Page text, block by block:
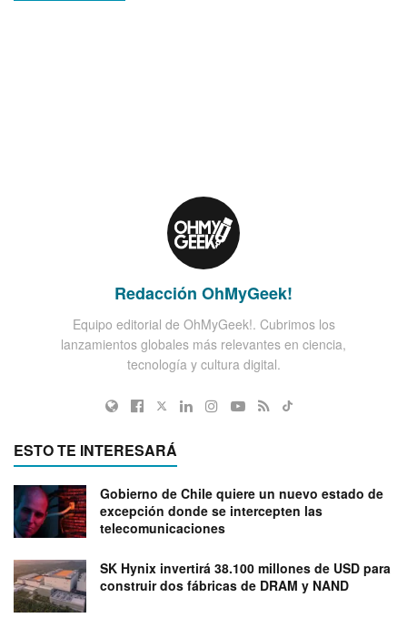
Redacción OhMyGeek!
Equipo editorial de OhMyGeek!. Cubrimos los
lanzamientos globales más relevantes en ciencia,
tecnología y cultura digital.
ESTO TE INTERESARÁ
Gobierno de Chile quiere un nuevo estado de
excepción donde se intercepten las
telecomunicaciones
SK Hynix invertirá 38.100 millones de USD para
construir dos fábricas de DRAM y NAND